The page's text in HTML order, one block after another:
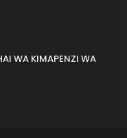
WA KIMAPENZI WA